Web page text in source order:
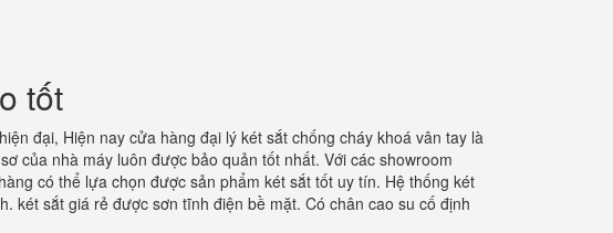
tốt
đại, Hiện nay cửa hàng đại lý két sắt chống cháy khoá vân tay là
của nhà máy luôn được bảo quản tốt nhất. Với các showroom
có thể lựa chọn được sản phẩm két sắt tốt uy tín. Hệ thống két
két sắt giá rẻ được sơn tĩnh điện bề mặt. Có chân cao su cố định